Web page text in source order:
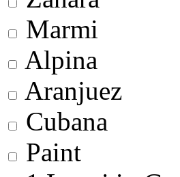
Marmi
Alpina
Aranjuez
Cubana
Paint